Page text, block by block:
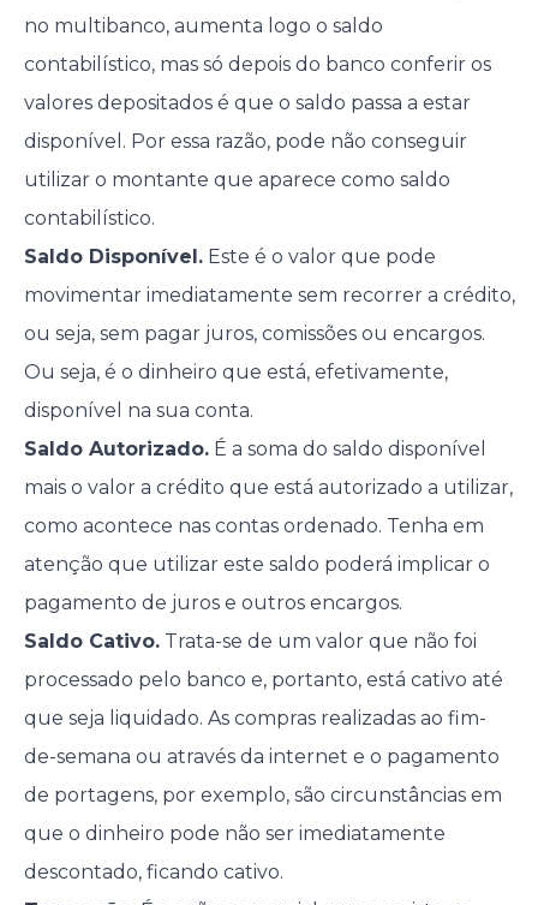
no multibanco, aumenta logo o saldo
contabilístico, mas só depois do banco conferir os
valores depositados é que o saldo passa a estar
disponível. Por essa razão, pode não conseguir
utilizar o montante que aparece como saldo
contabilístico.
Saldo Disponível.Este é o valor que pode
movimentar imediatamente sem recorrer a crédito,
ou seja, sem pagar juros, comissões ou encargos.
Ou seja, é o dinheiro que está, efetivamente,
disponível na sua conta.
Saldo Autorizado.É a soma do saldo disponível
mais o valor a crédito que está autorizado a utilizar,
como acontece nas contas ordenado. Tenha em
atenção que utilizar este saldo poderá implicar o
pagamento de juros e outros encargos.
Saldo Cativo.Trata-se de um valor que não foi
processado pelo banco e, portanto, está cativo até
que seja liquidado. As compras realizadas ao fim-
de-semana ou através da internet e o pagamento
de portagens, por exemplo, são circunstâncias em
que o dinheiro pode não ser imediatamente
descontado, ficando cativo.